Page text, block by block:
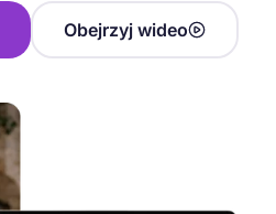
Obejrzyj wideo